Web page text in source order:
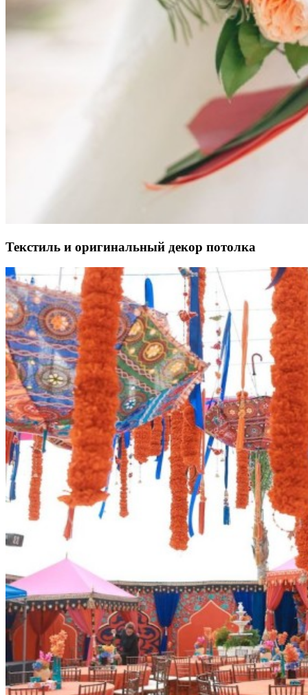
Текстиль и оригинальный декор потолка